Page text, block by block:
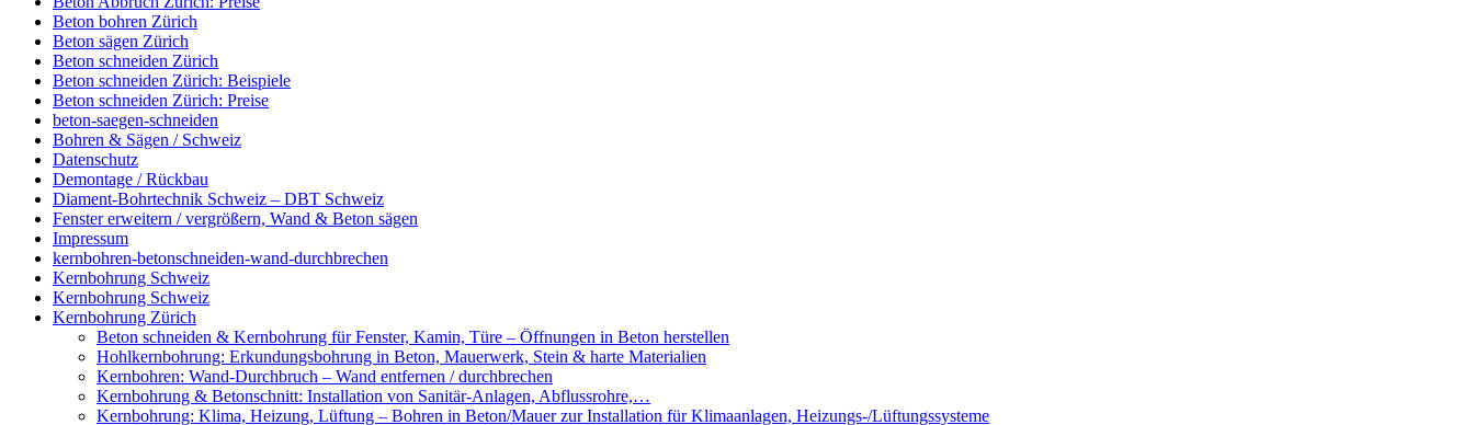
Beton bohren Zürich
Beton sägen Zürich
Beton schneiden Zürich
Beton schneiden Zürich: Beispiele
Beton schneiden Zürich: Preise
beton-saegen-schneiden
Bohren & Sägen / Schweiz
Datenschutz
Demontage / Rückbau
Diament-Bohrtechnik Schweiz – DBT Schweiz
Fenster erweitern / vergrößern, Wand & Beton sägen
Impressum
kernbohren-betonschneiden-wand-durchbrechen
Kernbohrung Schweiz
Kernbohrung Schweiz
Kernbohrung Zürich
Beton schneiden & Kernbohrung für Fenster, Kamin, Türe – Öffnungen in Beton herstellen
Hohlkernbohrung: Erkundungsbohrung in Beton, Mauerwerk, Stein & harte Materialien
Kernbohren: Wand-Durchbruch – Wand entfernen / durchbrechen
Kernbohrung & Betonschnitt: Installation von Sanitär-Anlagen, Abflussrohre,…
Kernbohrung: Klima, Heizung, Lüftung – Bohren in Beton/Mauer zur Installation für Klimaanlagen, Heizungs-/Lüftungssysteme